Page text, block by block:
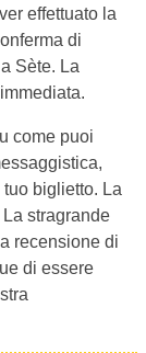
effettuato la
di
Sète. La
come puoi
biglietto. La
stragrande
recensione di
di essere